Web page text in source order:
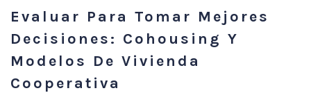
Evaluar Para Tomar Mejores
Decisiones: Cohousing Y
Modelos De Vivienda
Cooperativa